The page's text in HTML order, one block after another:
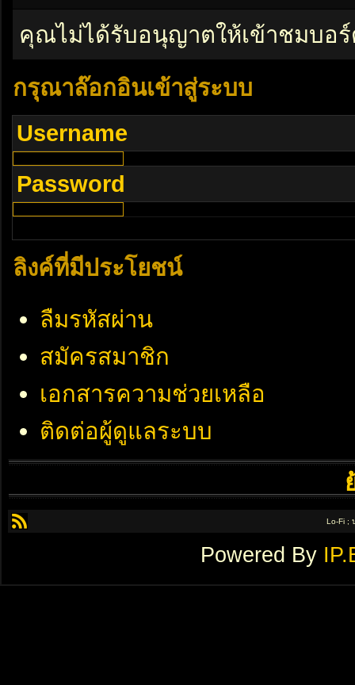
คุณไม่ได้รับอนุญาตให้เข้าชมบอ
กรุณาล๊อกอินเข้าสู่ระบบ
Username
Password
ลิงค์ที่มีประโยชน์
ลืมรหัสผ่าน
สมัครสมาชิก
เอกสารความช่วยเหลือ
ติดต่อผู้ดูแลระบบ
Lo-Fi ;
Powered By